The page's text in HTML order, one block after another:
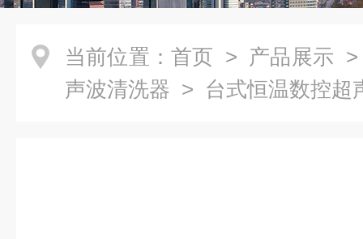
当前位置： 首页 > 产品展示
声波清洗器 > 台式恒温数控超